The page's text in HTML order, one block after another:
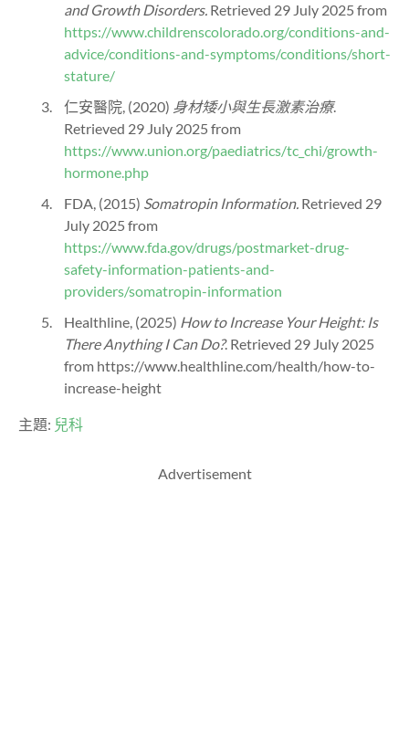
and Growth Disorders. Retrieved 29 July 2025 from
https://www.childrenscolorado.org/conditions-and-
advice/conditions-and-symptoms/conditions/short-
stature/
仁安醫院, (2020) 身材矮小與生長激素治療.
Retrieved 29 July 2025 from
https://www.union.org/paediatrics/tc_chi/growth-
hormone.php
FDA, (2015) Somatropin Information. Retrieved 29
July 2025 from
https://www.fda.gov/drugs/postmarket-drug-
safety-information-patients-and-
providers/somatropin-information
Healthline, (2025) How to Increase Your Height: Is
There Anything I Can Do?. Retrieved 29 July 2025
from https://www.healthline.com/health/how-to-
increase-height
主題: 兒科
Advertisement